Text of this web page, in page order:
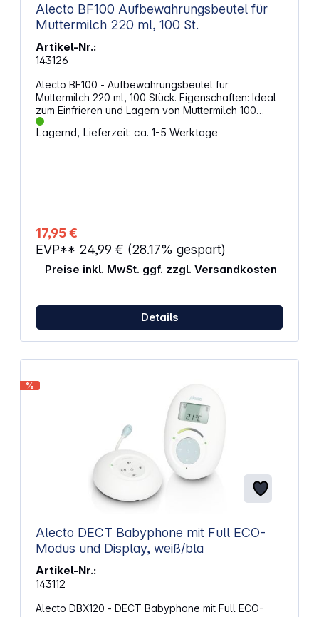
Alecto BF100 Aufbewahrungsbeutel für
Muttermilch 220 ml, 100 St.
Artikel-Nr.:
143126
Alecto BF100 - Aufbewahrungsbeutel für
Muttermilch 220 ml, 100 Stück. Eigenschaften: Ideal
zum Einfrieren und Lagern von Muttermilch 100
vorsterilisierte Aufbewahrungsbeutel für Muttermilch
Großes Fassungsvermögen von 220 ml pro Beutel
Lagernd, Lieferzeit: ca. 1-5 Werktage
17,95 €
EVP** 24,99 € (28.17% gespart)
Preise inkl. MwSt. ggf. zzgl. Versandkosten
Details
%
Alecto DECT Babyphone mit Full ECO-
Modus und Display, weiß/bla
Artikel-Nr.:
143112
Alecto DBX120 - DECT Babyphone mit Full ECO-